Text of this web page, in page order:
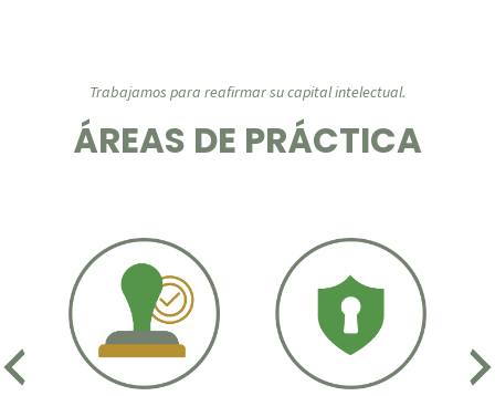
Trabajamos para reafirmar su capital intelectual.
ÁREAS DE PRÁCTICA